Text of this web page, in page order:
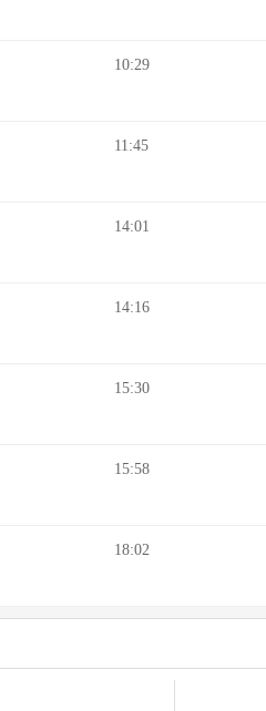
10:29
11:45
14:01
14:16
15:30
15:58
18:02